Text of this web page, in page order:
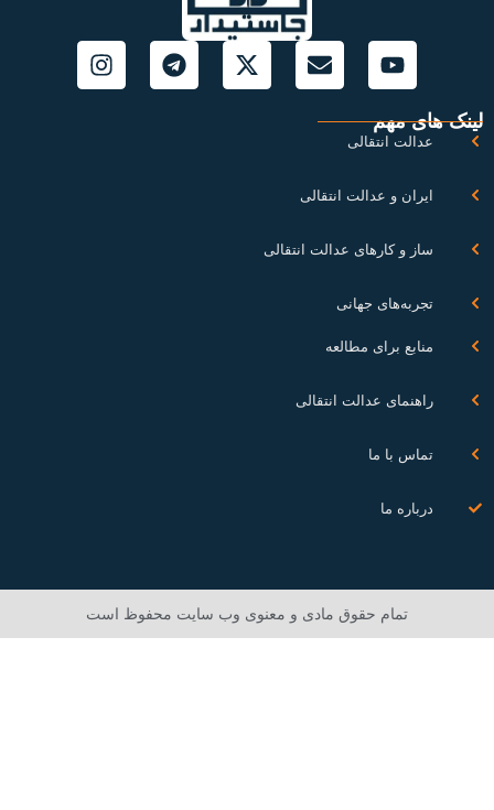
های مهم
عدالت انتقالی
ایران و عدالت انتقالی
ساز و کارهای عدالت انتقالی
تجربه‌های جهانی
منابع برای مطالعه
راهنمای عدالت انتقالی
تماس با ما
درباره ما
تمام حقوق مادی و معنوی وب سایت محفوظ است